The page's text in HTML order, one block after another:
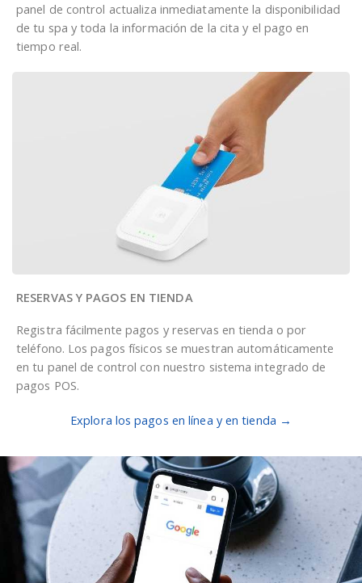
panel de control actualiza inmediatamente la disponibilidad
de tu spa y toda la información de la cita y el pago en
tiempo real.
RESERVAS Y PAGOS EN TIENDA
Registra fácilmente pagos y reservas en tienda o por
teléfono. Los pagos físicos se muestran automáticamente
en tu panel de control con nuestro sistema integrado de
pagos POS.
Explora los pagos en línea y en tienda →